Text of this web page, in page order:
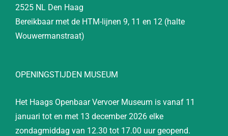
2525 NL Den Haag
Bereikbaar met de HTM-lijnen 9, 11 en 12 (halte
Wouwermanstraat)
OPENINGSTIJDEN MUSEUM
Het Haags Openbaar Vervoer Museum is vanaf 11
januari tot en met 13 december 2026 elke
zondagmiddag van 12.30 tot 17.00 uur geopend.